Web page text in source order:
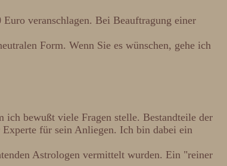
veranschlagen. Bei Beauftragung einer
Form. Wenn Sie es wünschen, gehe ich
ich bewußt viele Fragen stelle. Bestandteile der
für sein Anliegen. Ich bin dabei ein
Astrologen vermittelt wurden. Ein "reiner